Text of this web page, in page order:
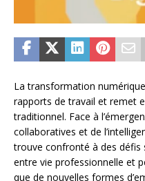
La transformation
rapports de travail et remet
traditionnel. Face à
collaboratives et de
trouve confronté à des défis
entre vie professionnelle et
que de nouvelles formes